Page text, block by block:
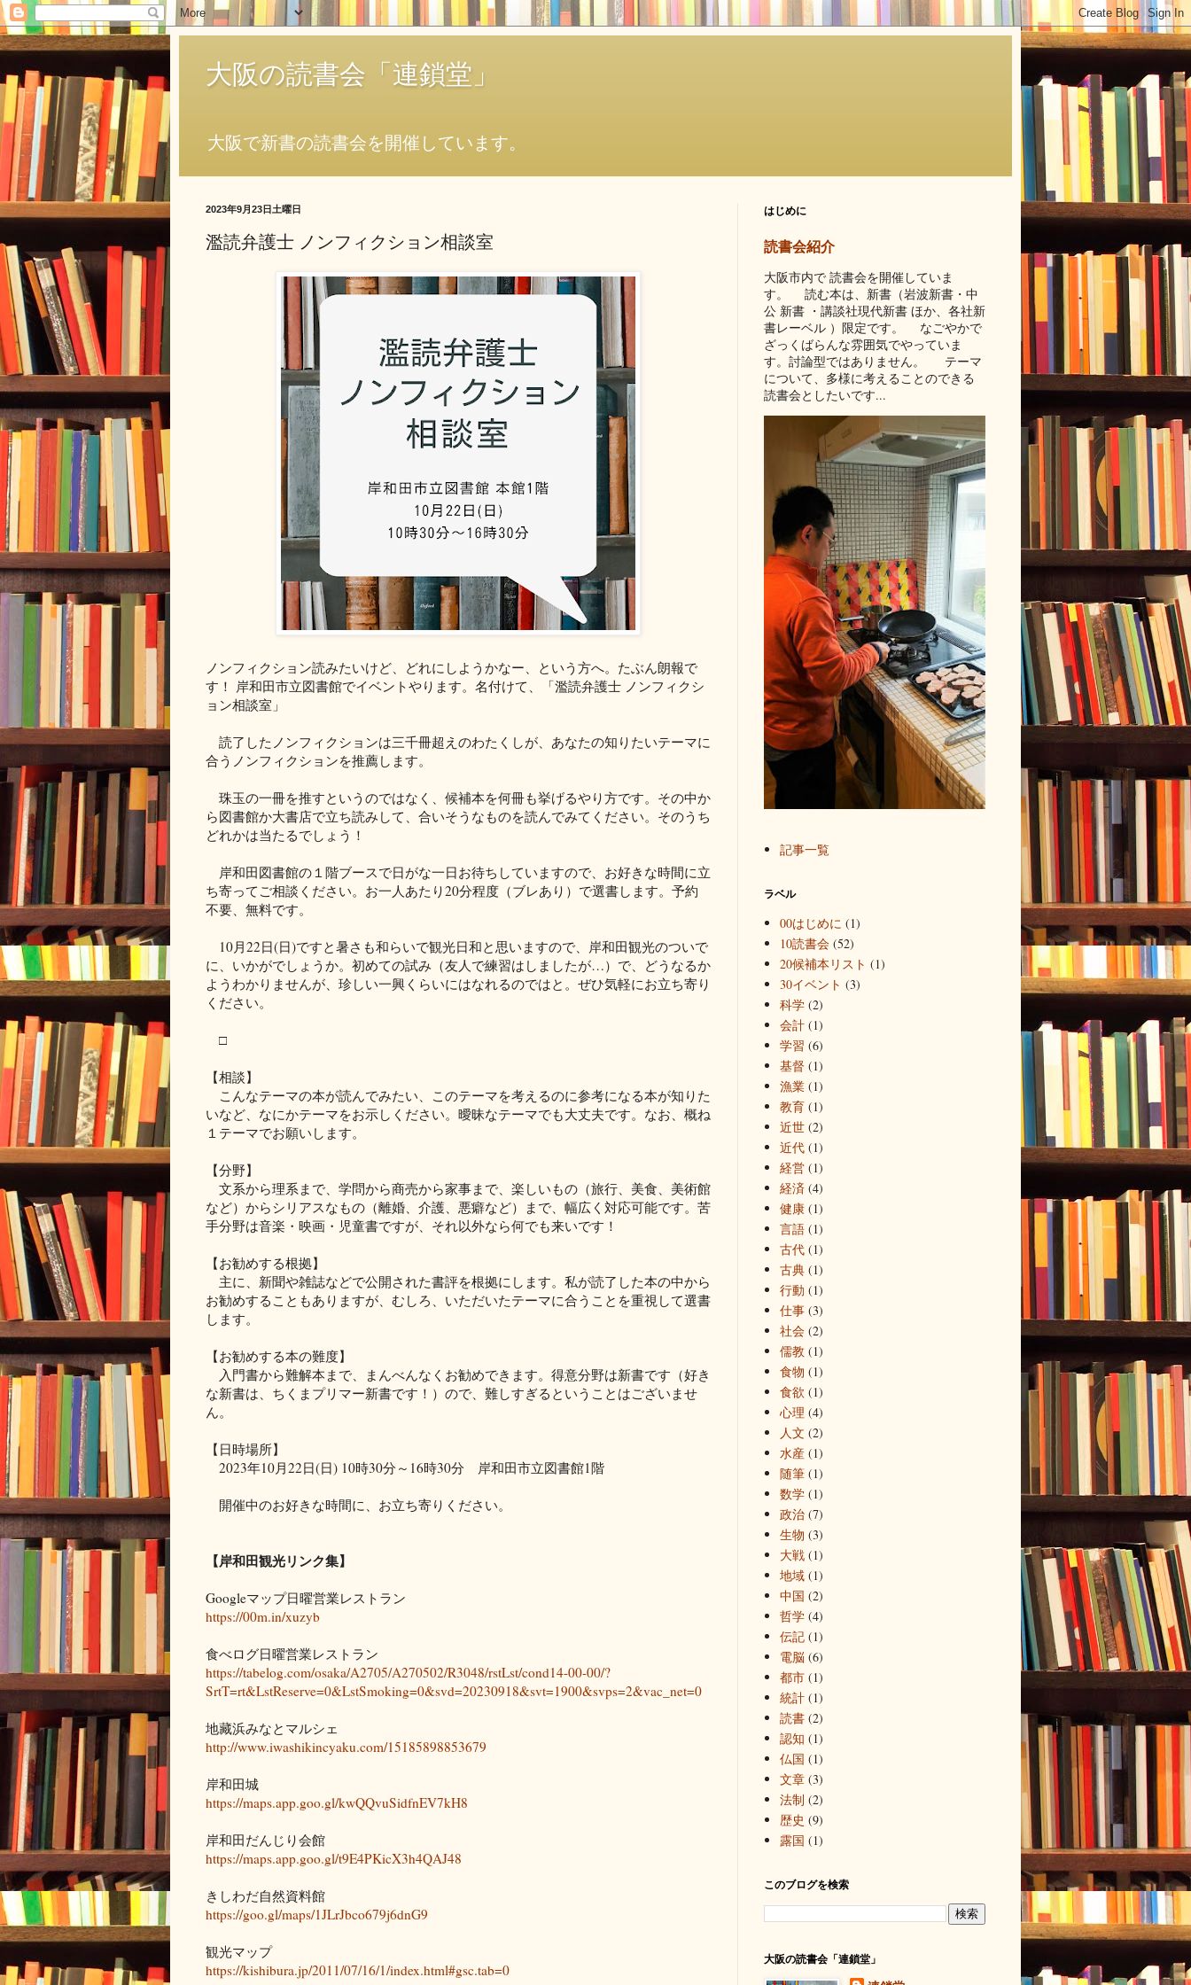
大阪の読書会「連鎖堂」
大阪で新書の読書会を開催しています。
2023年9月23日土曜日
濫読弁護士 ノンフィクション相談室
ノンフィクション読みたいけど、どれにしようかなー、という方へ。たぶん朗報で
す！ 岸和田市立図書館でイベントやります。名付けて、「濫読弁護士 ノンフィクシ
ョン相談室」
読了したノンフィクションは三千冊超えのわたくしが、あなたの知りたいテーマに
合うノンフィクションを推薦します。
珠玉の一冊を推すというのではなく、候補本を何冊も挙げるやり方です。その中か
ら図書館か大書店で立ち読みして、合いそうなものを読んでみてください。そのうち
どれかは当たるでしょう！
岸和田図書館の１階ブースで日がな一日お待ちしていますので、お好きな時間に立
ち寄ってご相談ください。お一人あたり20分程度（ブレあり）で選書します。予約
不要、無料です。
10月22日(日)ですと暑さも和らいで観光日和と思いますので、岸和田観光のついで
に、いかがでしょうか。初めての試み（友人で練習はしましたが…）で、どうなるか
ようわかりませんが、珍しい一興くらいにはなれるのではと。ぜひ気軽にお立ち寄り
ください。
□
【相談】
こんなテーマの本が読んでみたい、このテーマを考えるのに参考になる本が知りた
いなど、なにかテーマをお示しください。曖昧なテーマでも大丈夫です。なお、概ね
１テーマでお願いします。
【分野】
文系から理系まで、学問から商売から家事まで、楽しいもの（旅行、美食、美術館
など）からシリアスなもの（離婚、介護、悪癖など）まで、幅広く対応可能です。苦
手分野は音楽・映画・児童書ですが、それ以外なら何でも来いです！
【お勧めする根拠】
主に、新聞や雑誌などで公開された書評を根拠にします。私が読了した本の中から
お勧めすることもありますが、むしろ、いただいたテーマに合うことを重視して選書
します。
【お勧めする本の難度】
入門書から難解本まで、まんべんなくお勧めできます。得意分野は新書です（好き
な新書は、ちくまプリマー新書です！）ので、難しすぎるということはございませ
ん。
【日時場所】
2023年10月22日(日) 10時30分～16時30分 岸和田市立図書館1階
開催中のお好きな時間に、お立ち寄りください。
【岸和田観光リンク集】
Googleマップ日曜営業レストラン
https://00m.in/xuzyb
食べログ日曜営業レストラン
https://tabelog.com/osaka/A2705/A270502/R3048/rstLst/cond14-00-00/?
SrtT=rt&LstReserve=0&LstSmoking=0&svd=20230918&svt=1900&svps=2&vac_net=0
地藏浜みなとマルシェ
http://www.iwashikincyaku.com/15185898853679
岸和田城
https://maps.app.goo.gl/kwQQvuSidfnEV7kH8
岸和田だんじり会館
https://maps.app.goo.gl/t9E4PKicX3h4QAJ48
きしわだ自然資料館
https://goo.gl/maps/1JLrJbco679j6dnG9
観光マップ
https://kishibura.jp/2011/07/16/1/index.html#gsc.tab=0
はじめに
読書会紹介
大阪市内で 読書会を開催していま
す。 読む本は、新書（岩波新書・中
公 新書 ・講談社現代新書 ほか、各社新
書レーベル ）限定です。 なごやかで
ざっくばらんな雰囲気でやっていま
す。討論型ではありません。 テーマ
について、多様に考えることのできる
読書会としたいです...
記事一覧
ラベル
00はじめに (1)
10読書会 (52)
20候補本リスト (1)
30イベント (3)
科学 (2)
会計 (1)
学習 (6)
基督 (1)
漁業 (1)
教育 (1)
近世 (2)
近代 (1)
経営 (1)
経済 (4)
健康 (1)
言語 (1)
古代 (1)
古典 (1)
行動 (1)
仕事 (3)
社会 (2)
儒教 (1)
食物 (1)
食欲 (1)
心理 (4)
人文 (2)
水産 (1)
随筆 (1)
数学 (1)
政治 (7)
生物 (3)
大戦 (1)
地域 (1)
中国 (2)
哲学 (4)
伝記 (1)
電脳 (6)
都市 (1)
統計 (1)
読書 (2)
認知 (1)
仏国 (1)
文章 (3)
法制 (2)
歴史 (9)
露国 (1)
このブログを検索
大阪の読書会「連鎖堂」